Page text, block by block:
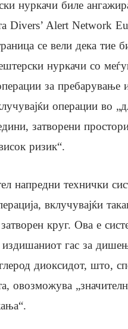
нуркачи биле
Divers’ Alert Network
се вели дека тие
нуркачи со
за пребарување
операции во
затворени
ризик“.
напредни технички
вклучувајќи
круг. Ова е
издишаниот гас за
диоксидот, што,
овозможува